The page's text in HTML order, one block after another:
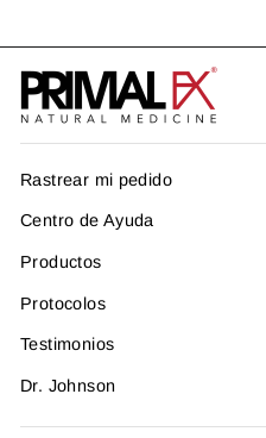
Rastrear mi pedido
Centro de Ayuda
Productos
Protocolos
Testimonios
Dr. Johnson